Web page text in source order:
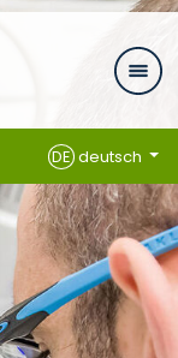
DEdeutsch